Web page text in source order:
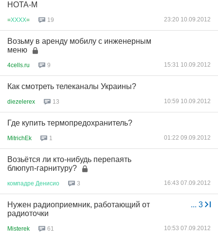
НОТА-М
=ХХХХ= 19 23:20 10.09.2012
Возьму в аренду мобилу с инженерным
меню
4cells.ru 9 15:31 10.09.2012
Как смотреть телеканалы Украины?
diezelerex 13 10:59 10.09.2012
Где купить термопредохранитель?
MitrichEk 1 01:22 09.09.2012
Возьётся ли кто-нибудь перепаять
блюпуп-гарнитуру?
компадре Денисио 3 16:43 07.09.2012
... 3
Нужен радиоприемник, работающий от
радиоточки
Misterek 61 10:53 07.09.2012